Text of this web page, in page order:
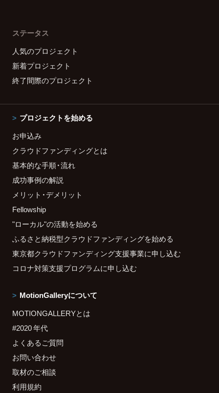
ステータス
人気のプロジェクト
新着プロジェクト
終了間際のプロジェクト
プロジェクトを始める
お申込み
クラウドファンディングとは
基本的な手順・流れ
成功事例の解説
メリット・デメリット
Fellowship
"ローカル"の活動を始める
ふるさと納税型クラウドファンディングを始める
東京都クラウドファンディング支援事業に申し込む
コロナ対策支援プログラムに申し込む
MotionGalleryについて
MOTIONGALLERYとは
#2020 年代
よくあるご質問
お問い合わせ
取材のご相談
利用規約